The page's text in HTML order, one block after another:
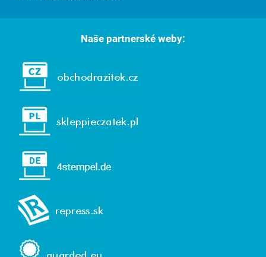
Naše partnerské weby: